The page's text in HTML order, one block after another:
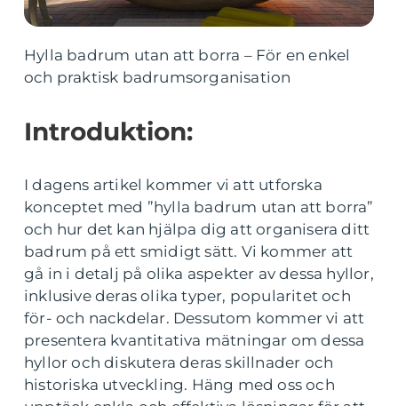
Hylla badrum utan att borra – För en enkel
och praktisk badrumsorganisation
Introduktion:
I dagens artikel kommer vi att utforska
konceptet med ”hylla badrum utan att borra”
och hur det kan hjälpa dig att organisera ditt
badrum på ett smidigt sätt. Vi kommer att
gå in i detalj på olika aspekter av dessa hyllor,
inklusive deras olika typer, popularitet och
för- och nackdelar. Dessutom kommer vi att
presentera kvantitativa mätningar om dessa
hyllor och diskutera deras skillnader och
historiska utveckling. Häng med oss och